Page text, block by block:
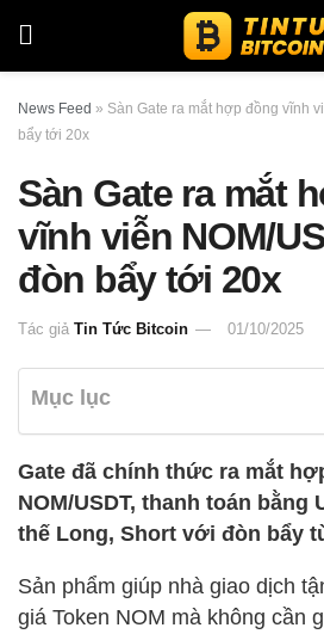
News Feed » Sàn Gate ra mắt hợp đồng vĩnh
bẩy tới 20x
Sàn Gate ra mắt
vĩnh viễn NOM/
đòn bẩy tới 20x
Tác giả Tin Tức Bitcoin 01/10/2025
Mục lục
Gate đã chính thức ra mắt
NOM/USDT, thanh toán bằng
thế Long, Short với đòn bẩy
Sản phẩm giúp nhà giao dịch
giá Token NOM mà không cần